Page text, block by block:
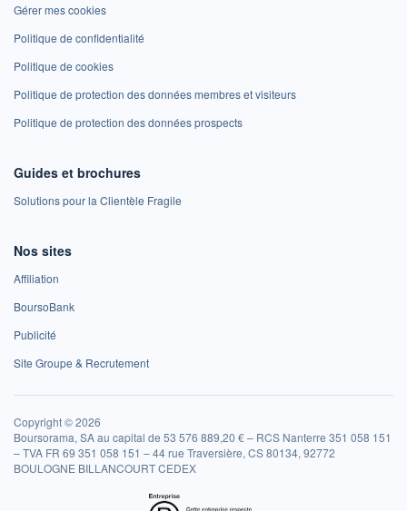
Gérer mes cookies
Politique de confidentialité
Politique de cookies
Politique de protection des données membres et visiteurs
Politique de protection des données prospects
Guides et brochures
Solutions pour la Clientèle Fragile
Nos sites
Affiliation
BoursoBank
Publicité
Site Groupe & Recrutement
Copyright © 2026
Boursorama, SA au capital de 53 576 889,20 € – RCS Nanterre 351 058 151
– TVA FR 69 351 058 151 – 44 rue Traversière, CS 80134, 92772
BOULOGNE BILLANCOURT CEDEX